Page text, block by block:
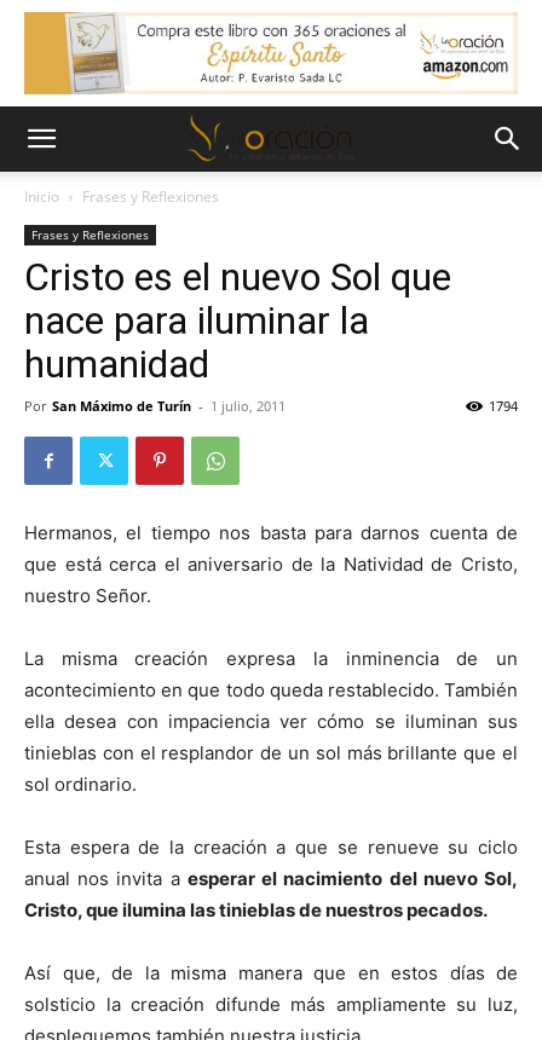
Inicio Frases y Reflexiones
Frases y Reflexiones
Cristo es el nuevo Sol que
nace para iluminar la
humanidad
Por San Máximo de Turín - 1 julio, 2011 1794
Hermanos, el tiempo nos basta para darnos cuenta de
que está cerca el aniversario de la Natividad de Cristo,
nuestro Señor.
La misma creación expresa la inminencia de un
acontecimiento en que todo queda restablecido. También
ella desea con impaciencia ver cómo se iluminan sus
tinieblas con el resplandor de un sol más brillante que el
sol ordinario.
Esta espera de la creación a que se renueve su ciclo
anual nos invita a esperar el nacimiento del nuevo Sol,
Cristo, que ilumina las tinieblas de nuestros pecados.
Así que, de la misma manera que en estos días de
solsticio la creación difunde más ampliamente su luz,